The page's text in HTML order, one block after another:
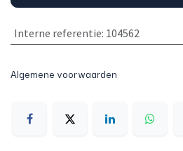
Interne referentie: 104562
Algemene voorwaarden